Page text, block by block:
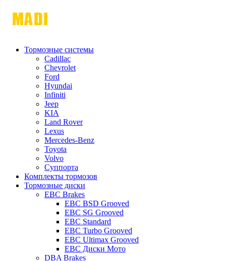
Тормозные системы
Cadillac
Chevrolet
Ford
Hyundai
Infiniti
Jeep
KIA
Land Rover
Lexus
Mercedes-Benz
Toyota
Volvo
Суппорта
Комплекты тормозов
Тормозные диски
EBC Brakes
EBC BSD Grooved
EBC SG Grooved
EBC Standard
EBC Turbo Grooved
EBC Ultimax Grooved
EBC Диски Мото
DBA Brakes